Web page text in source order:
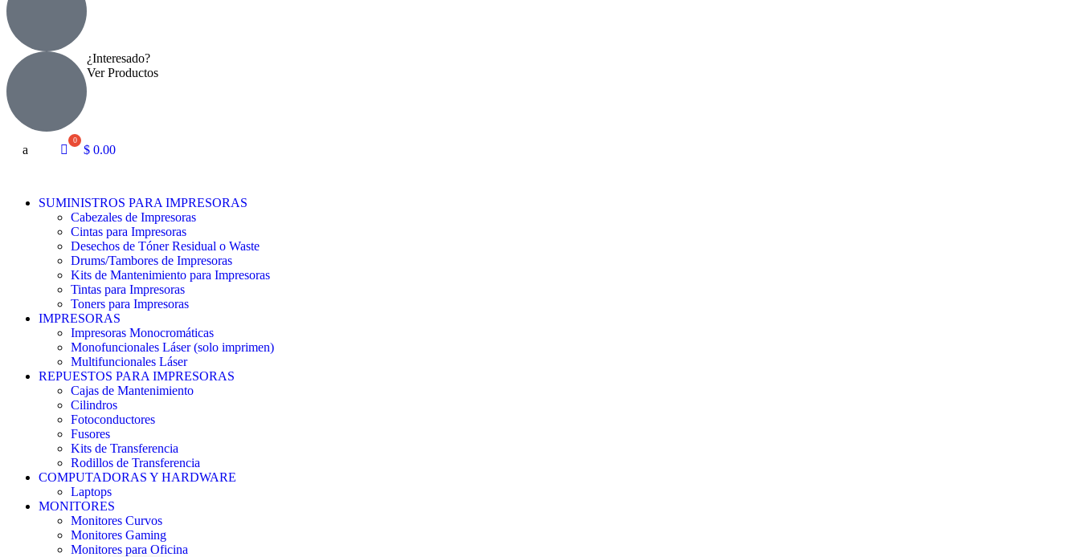
¿Interesado?
Ver Productos
a $ 0.00
SUMINISTROS PARA IMPRESORAS
Cabezales de Impresoras
Cintas para Impresoras
Desechos de Tóner Residual o Waste
Drums/Tambores de Impresoras
Kits de Mantenimiento para Impresoras
Tintas para Impresoras
Toners para Impresoras
IMPRESORAS
Impresoras Monocromáticas
Monofuncionales Láser (solo imprimen)
Multifuncionales Láser
REPUESTOS PARA IMPRESORAS
Cajas de Mantenimiento
Cilindros
Fotoconductores
Fusores
Kits de Transferencia
Rodillos de Transferencia
COMPUTADORAS Y HARDWARE
Laptops
MONITORES
Monitores Curvos
Monitores Gaming
Monitores para Oficina